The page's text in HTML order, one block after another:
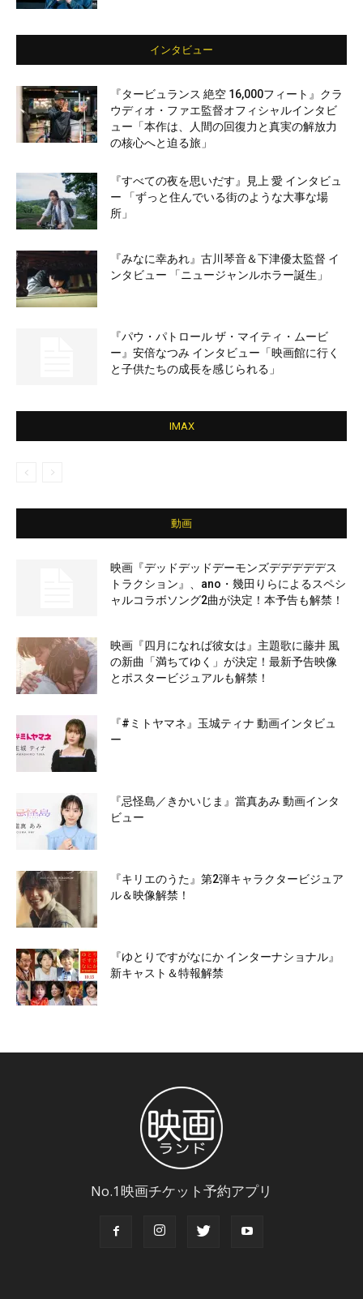
インタビュー
『タービュランス 絶空 16,000フィート』クラ
ウディオ・ファエ監督オフィシャルインタビ
ュー「本作は、人間の回復力と真実の解放力
の核心へと迫る旅」
『すべての夜を思いだす』見上 愛 インタビュ
ー 「ずっと住んでいる街のような大事な場
所」
『みなに幸あれ』古川琴音＆下津優太監督 イ
ンタビュー 「ニュージャンルホラー誕生」
『パウ・パトロール ザ・マイティ・ムービ
ー』安倍なつみ インタビュー「映画館に行く
と子供たちの成長を感じられる」
IMAX
動画
映画『デッドデッドデーモンズデデデデデス
トラクション』、ano・幾田りらによるスペシ
ャルコラボソング2曲が決定！本予告も解禁！
映画『四月になれば彼女は』主題歌に藤井 風
の新曲「満ちてゆく」が決定！最新予告映像
とポスタービジュアルも解禁！
『#ミトヤマネ』玉城ティナ 動画インタビュ
ー
『忌怪島／きかいじま』當真あみ 動画インタ
ビュー
『キリエのうた』第2弾キャラクタービジュア
ル＆映像解禁！
『ゆとりですがなにか インターナショナル』
新キャスト＆特報解禁
No.1映画チケット予約アプリ